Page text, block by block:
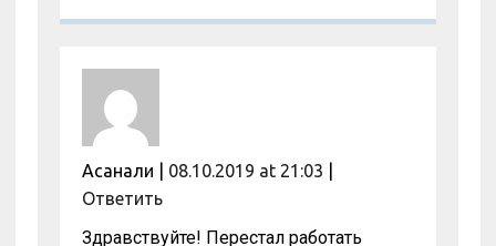
Асанали 08.10.2019 at 21:03
Ответить
Здравствуйте! Перестал работать